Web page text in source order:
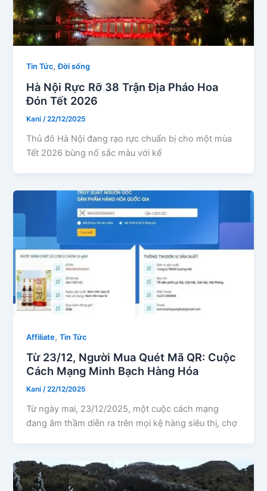
Tin Tức,Đời sống
Hà Nội Rực Rỡ 38 Trận Địa Pháo Hoa
Đón Tết 2026
Kani/22/12/2025
Thủ đô Hà Nội đang rạo rực chuẩn bị cho một mùa
Tết 2026 bùng nổ sắc màu với kế
Affiliate,Tin Tức
Từ 23/12, Người Mua Quét Mã QR: Cuộc
Cách Mạng Minh Bạch Hàng Hóa
Kani/22/12/2025
Từ ngày mai, 23/12/2025, một cuộc cách mạng
đang âm thầm diễn ra trên mọi kệ hàng siêu thị, chợ